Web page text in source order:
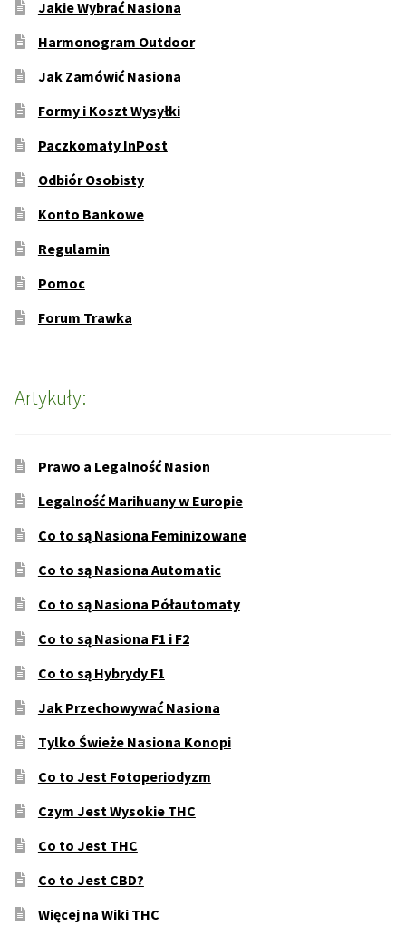
Jakie Wybrać Nasiona
Harmonogram Outdoor
Jak Zamówić Nasiona
Formy i Koszt Wysyłki
Paczkomaty InPost
Odbiór Osobisty
Konto Bankowe
Regulamin
Pomoc
Forum Trawka
Artykuły:
Prawo a Legalność Nasion
Legalność Marihuany w Europie
Co to są Nasiona Feminizowane
Co to są Nasiona Automatic
Co to są Nasiona Półautomaty
Co to są Nasiona F1 i F2
Co to są Hybrydy F1
Jak Przechowywać Nasiona
Tylko Świeże Nasiona Konopi
Co to Jest Fotoperiodyzm
Czym Jest Wysokie THC
Co to Jest THC
Co to Jest CBD?
Więcej na Wiki THC